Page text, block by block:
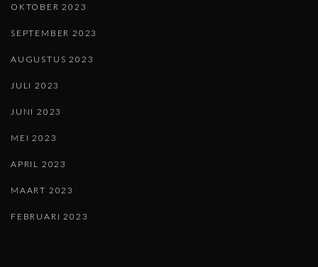
OKTOBER 2023
SEPTEMBER 2023
AUGUSTUS 2023
JULI 2023
JUNI 2023
MEI 2023
APRIL 2023
MAART 2023
FEBRUARI 2023